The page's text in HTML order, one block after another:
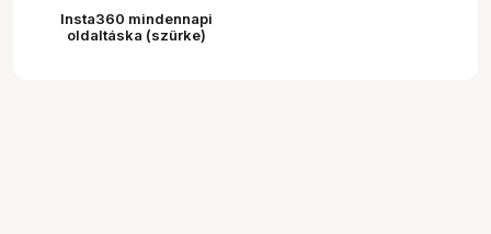
Insta360 mindennapi
oldaltáska (szürke)